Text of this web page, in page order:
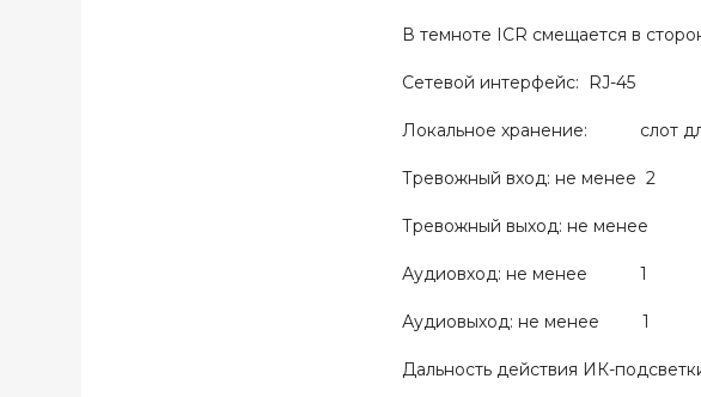
В темноте ICR смещается в
Сетевой интерфейс: RJ-45
Локальное хранение: слот для
Тревожный вход: не менее 2
Тревожный выход: не менее
Аудиовход: не менее 1
Аудиовыход: не менее 1
Дальность действия ИК-